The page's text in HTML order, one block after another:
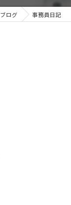
ブログ 事務員日記